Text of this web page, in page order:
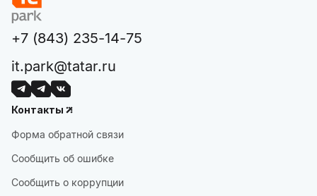
+7 (843) 235-14-75
it.park@tatar.ru
Контакты
Форма обратной связи
Сообщить об ошибке
Сообщить о коррупции